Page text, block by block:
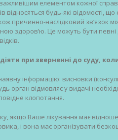
елементом кожної
відносяться будь-які відомості,
причинно-наслідковий зв’язок
здоров’ю. Це можуть бути певні
при зверненні до суду,
інформацію: висновки
орган відмовляє у видачі
клопотання.
якщо Ваше лікування має
і вона має організувати